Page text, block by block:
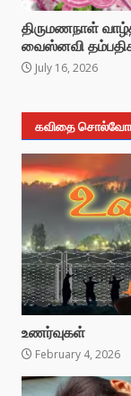
திருமணநாள்
வைஸ்னவி
July 16, 2026
கவிதை
உணர்வுகள்
February 4, 2026